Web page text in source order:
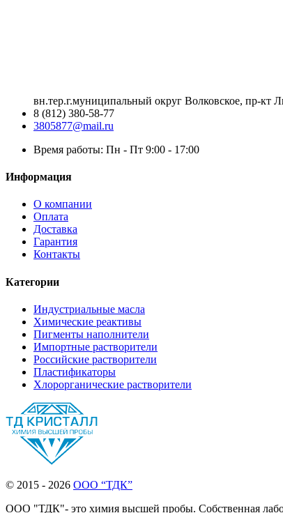
вн.тер.г.муниципальный округ Волковское, пр-
8 (812) 380-58-77
3805877@mail.ru
Время работы: Пн - Пт 9:00 - 17:00
Информация
О компании
Оплата
Доставка
Гарантия
Контакты
Категории
Индустриальные масла
Химические реактивы
Пигменты наполнители
Импортные растворители
Российские растворители
Пластификаторы
Хлорорганические растворители
© 2015 - 2026 ООО “ТДК”
ООО "ТДК"- это химия высшей пробы. Собственная